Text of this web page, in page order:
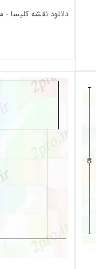
دانلود نقشه کلیسا -